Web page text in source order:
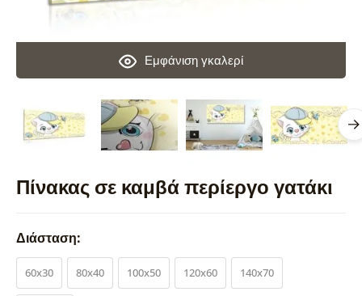
Πίνακας σε καμβά περίεργο γατάκι
Εμφάνιση γκαλερί
Διάσταση:
60x30 80x40 100x50 120x60 140x70